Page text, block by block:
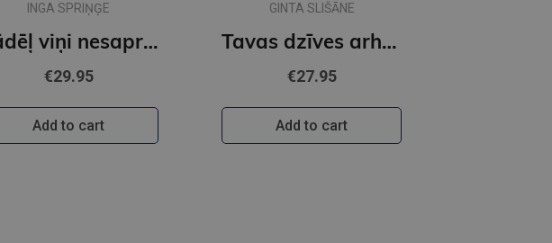
INGA SPRIŅĢE
Kādēļ viņi nesaprot?
€29.95
Add to cart
GINTA SLIŠĀNE
Tavas dzīves arhitekts
€27.95
Add to cart